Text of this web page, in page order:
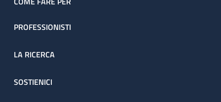
PROFESSIONISTI
LA RICERCA
SOSTIENICI